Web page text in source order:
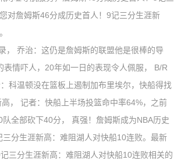
对詹姆斯46分成历史首人！9记三分生涯新
， 乔治：这仍是詹姆斯的联盟他是很棒的导
情吓人，20年如一日的表现令人佩服， B/R
科温顿没在篮板上遏制加布里埃尔，快船得找
， 记者：快船上半场投篮命中率64%，之前
全部砍下40分， 真强！詹姆斯成为NBA历史
分生涯新高：难阻湖人对快船10连败。最新
三分生涯新高：难阻湖人对快船10连败相关的